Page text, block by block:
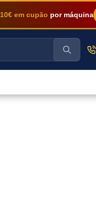
10€ em cupão por máquina